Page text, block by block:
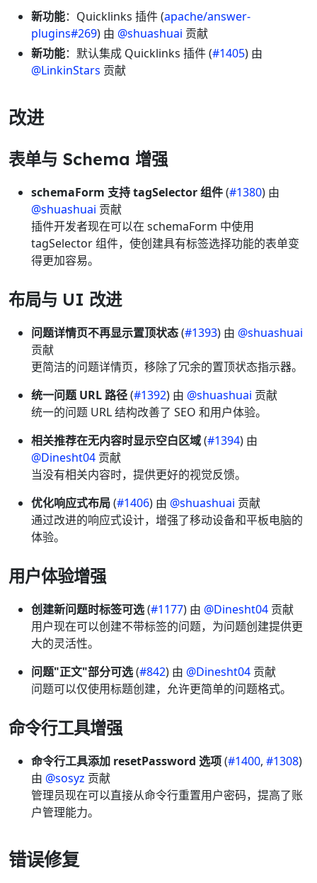
新功能：Quicklinks 插件 (apache/answer-
plugins#269) 由 @shuashuai 贡献
新功能：默认集成 Quicklinks 插件 (#1405) 由
@LinkinStars 贡献
改进
表单与 Schema 增强
schemaForm 支持 tagSelector 组件(#1380) 由
@shuashuai 贡献
插件开发者现在可以在 schemaForm 中使用
tagSelector 组件，使创建具有标签选择功能的表单变
得更加容易。
布局与 UI 改进
问题详情页不再显示置顶状态(#1393) 由 @shuashuai
贡献
更简洁的问题详情页，移除了冗余的置顶状态指示器。
统一问题 URL 路径(#1392) 由 @shuashuai 贡献
统一的问题 URL 结构改善了 SEO 和用户体验。
相关推荐在无内容时显示空白区域(#1394) 由
@Dinesht04 贡献
当没有相关内容时，提供更好的视觉反馈。
优化响应式布局(#1406) 由 @shuashuai 贡献
通过改进的响应式设计，增强了移动设备和平板电脑的
体验。
用户体验增强
创建新问题时标签可选(#1177) 由 @Dinesht04 贡献
用户现在可以创建不带标签的问题，为问题创建提供更
大的灵活性。
问题"正文"部分可选(#842) 由 @Dinesht04 贡献
问题可以仅使用标题创建，允许更简单的问题格式。
命令行工具增强
命令行工具添加 resetPassword 选项(#1400, #1308)
由 @sosyz 贡献
管理员现在可以直接从命令行重置用户密码，提高了账
户管理能力。
错误修复